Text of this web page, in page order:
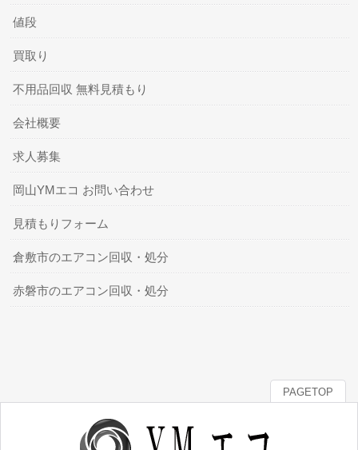
値段
買取り
不用品回収 無料見積もり
会社概要
求人募集
岡山YMエコ お問い合わせ
見積もりフォーム
倉敷市のエアコン回収・処分
赤磐市のエアコン回収・処分
PAGETOP